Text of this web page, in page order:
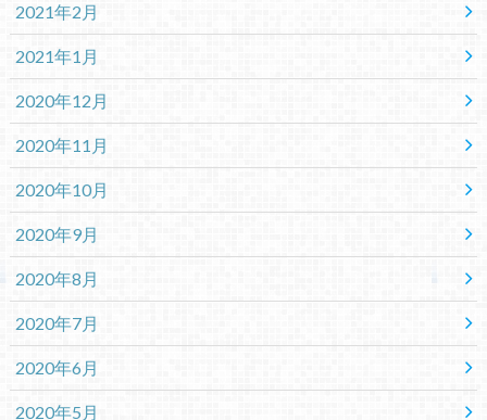
2021年2月
2021年1月
2020年12月
2020年11月
2020年10月
2020年9月
2020年8月
2020年7月
2020年6月
2020年5月